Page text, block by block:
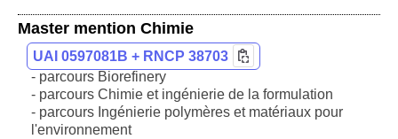
Master mention Chimie
UAI 0597081B + RNCP 38703
- parcours Biorefinery
- parcours Chimie et ingénierie de la formulation
- parcours Ingénierie polymères et matériaux pour
l'environnement